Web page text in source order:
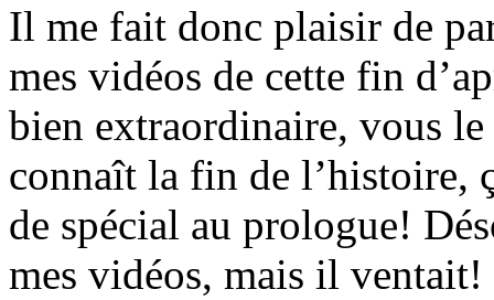
Il me fait donc plaisir de
mes vidéos de cette fin
bien extraordinaire, vous
connaît la fin de l’histoire,
de spécial au prologue!
mes vidéos, mais il ventait!